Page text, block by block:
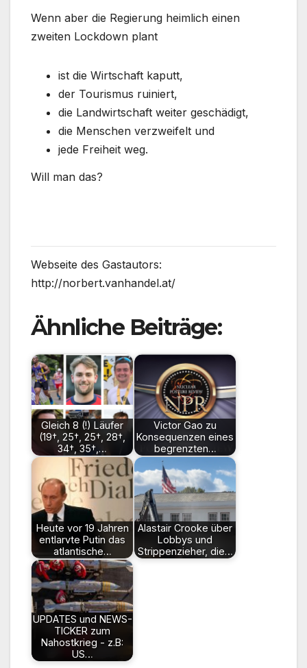
Wenn aber die Regierung heimlich einen
zweiten Lockdown plant
ist die Wirtschaft kaputt,
der Tourismus ruiniert,
die Landwirtschaft weiter geschädigt,
die Menschen verzweifelt und
jede Freiheit weg.
Will man das?
Webseite des Gastautors:
http://norbert.vanhandel.at/
Ähnliche Beiträge:
Gleich 8 (!) Läufer
(19†, 25†, 25†, 28†,
34†, 35†,…
Victor Gao zu
Konsequenzen eines
begrenzten…
Heute vor 19 Jahren
entlarvte Putin das
atlantische…
Alastair Crooke über
Lobbys und
Strippenzieher, die…
UPDATES und NEWS-
TICKER zum
Nahostkrieg - z.B:
US…